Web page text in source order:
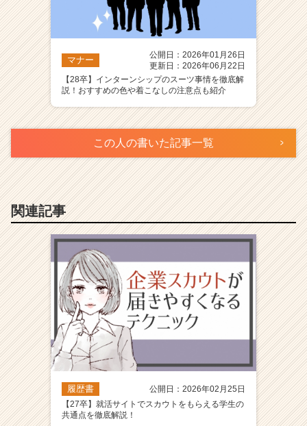
マナー
公開日：2026年01月26日
更新日：2026年06月22日
【28卒】インターンシップのスーツ事情を徹底解
説！おすすめの色や着こなしの注意点も紹介
この人の書いた記事一覧
関連記事
履歴書
公開日：2026年02月25日
【27卒】就活サイトでスカウトをもらえる学生の
共通点を徹底解説！